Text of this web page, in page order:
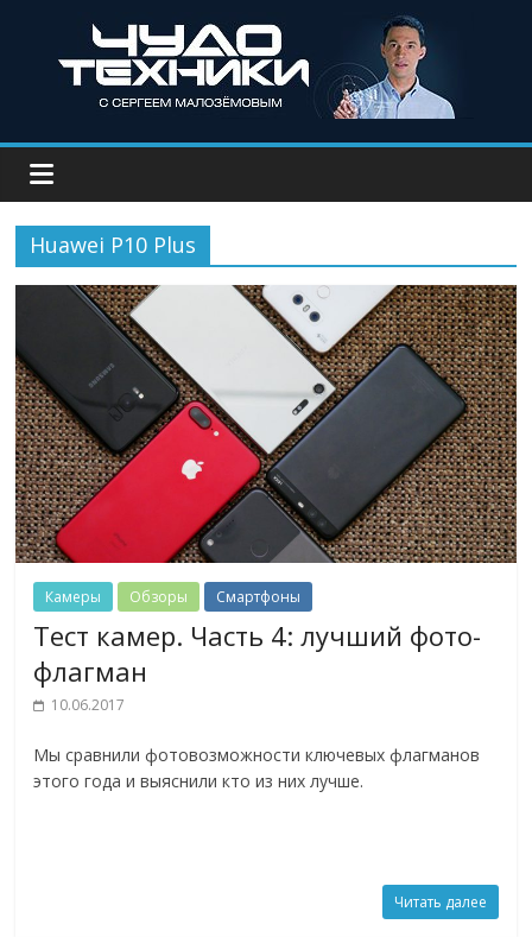
Huawei P10 Plus
Камеры Обзоры Смартфоны
Тест камер. Часть 4: лучший фото-
флагман
10.06.2017
Мы сравнили фотовозможности ключевых флагманов
этого года и выяснили кто из них лучше.
Читать далее